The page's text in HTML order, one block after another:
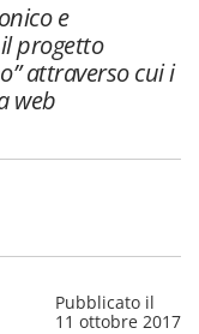
e
progetto
attraverso cui i
web
Pubblicato il
11 ottobre 2017